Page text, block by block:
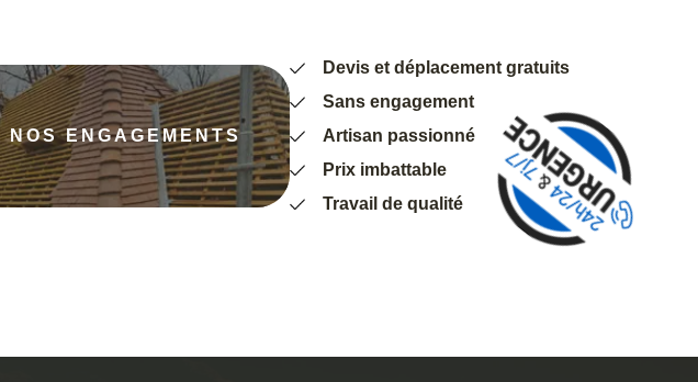
NOS ENGAGEMENTS
Devis et déplacement gratuits
Sans engagement
Artisan passionné
Prix imbattable
Travail de qualité